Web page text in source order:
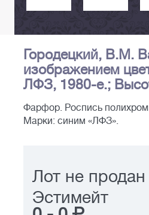
Городецкий, В.М.
изображением
ЛФЗ, 1980-е.;
Фарфор. Роспись
Марки: синим «ЛФЗ».
Лот не продан
Эстимейт